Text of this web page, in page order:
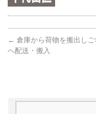
← 倉庫から荷物を搬出し
へ配送・搬入